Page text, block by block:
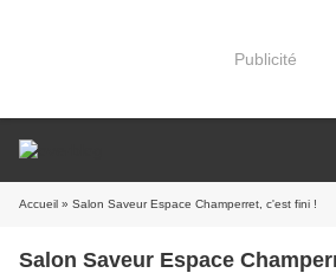
Publicité
Accueil » Salon Saveur Espace Champerret, c'est fini !
Salon Saveur Espace